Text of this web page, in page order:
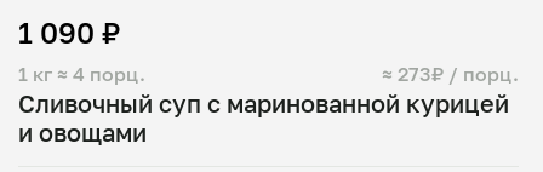
Сливочный суп с маринованной курицей
и овощами
1 кг ≈ 4 порц. ≈ 273₽ / порц.
1 090 ₽